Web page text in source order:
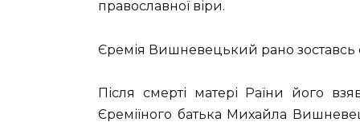
православної віри.
Єремія Вишневецький рано зоставсь
Після смерті матері Раїни його
Єреміїного батька Михайла